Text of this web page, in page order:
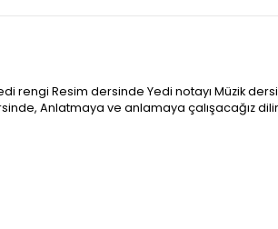
rengi Resim dersinde Yedi notayı Müzik
Anlatmaya ve anlamaya çalışacağız